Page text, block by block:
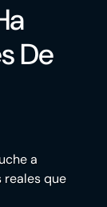
De
a
reales que